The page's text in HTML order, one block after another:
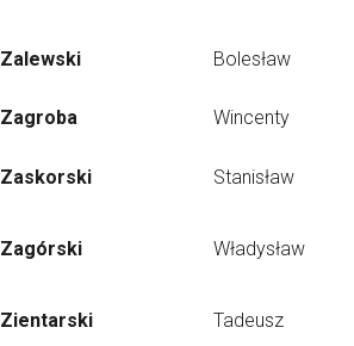
Zalewski Bolesław
Zagroba
Wincenty
Zaskorski Stanisław
Zagórski Władysław
Zientarski Tadeusz